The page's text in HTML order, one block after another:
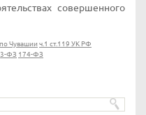
совершенного
Чувашии ч.1 ст.119 УК РФ
3-ФЗ 174-ФЗ